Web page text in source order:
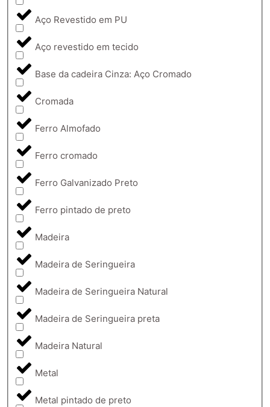
Aço Revestido em PU
Aço revestido em tecido
Base da cadeira Cinza: Aço Cromado
Cromada
Ferro Almofado
Ferro cromado
Ferro Galvanizado Preto
Ferro pintado de preto
Madeira
Madeira de Seringueira
Madeira de Seringueira Natural
Madeira de Seringueira preta
Madeira Natural
Metal
Metal pintado de preto